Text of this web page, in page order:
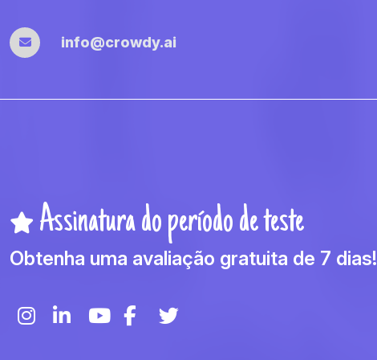
info@crowdy.ai
Assinatura do período de teste
Obtenha uma avaliação gratuita de 7 dias!